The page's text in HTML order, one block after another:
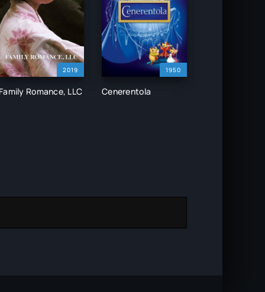
2019
Family Romance, LLC
1950
Cenerentola